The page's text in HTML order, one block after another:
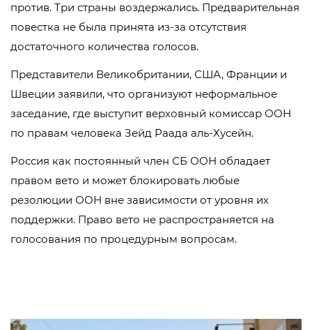
против. Три страны воздержались. Предварительная
повестка не была принята из-за отсутствия
достаточного количества голосов.
Представители Великобритании, США, Франции и
Швеции заявили, что организуют неформальное
заседание, где выступит верховный комиссар ООН
по правам человека Зейд Раада аль-Хусейн.
Россия как постоянный член СБ ООН обладает
правом вето и может блокировать любые
резолюции ООН вне зависимости от уровня их
поддержки. Право вето не распространяется на
голосования по процедурным вопросам.